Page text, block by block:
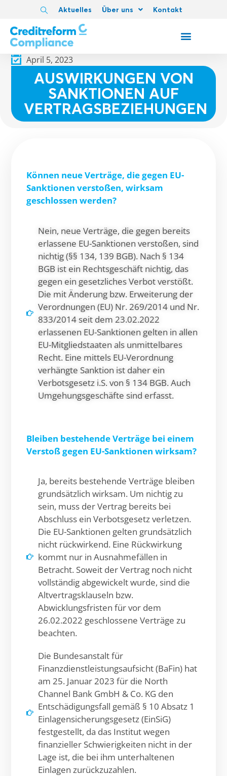
Aktuelles Über uns Kontakt
April 5, 2023
AUSWIRKUNGEN VON
SANKTIONEN AUF
VERTRAGSBEZIEHUNGEN
Können neue Verträge, die gegen EU-
Sanktionen verstoßen, wirksam
geschlossen werden?
Nein, neue Verträge, die gegen bereits
erlassene EU-Sanktionen verstoßen, sind
nichtig (§§ 134, 139 BGB). Nach § 134
BGB ist ein Rechtsgeschäft nichtig, das
gegen ein gesetzliches Verbot verstößt.
Die mit Änderung bzw. Erweiterung der
Verordnungen (EU) Nr. 269/2014 und Nr.
833/2014 seit dem 23.02.2022
erlassenen EU-Sanktionen gelten in allen
EU-Mitgliedstaaten als unmittelbares
Recht. Eine mittels EU-Verordnung
verhängte Sanktion ist daher ein
Verbotsgesetz i.S. von § 134 BGB. Auch
Umgehungsgeschäfte sind erfasst.
Bleiben bestehende Verträge bei einem
Verstoß gegen EU-Sanktionen wirksam?
Ja, bereits bestehende Verträge bleiben
grundsätzlich wirksam. Um nichtig zu
sein, muss der Vertrag bereits bei
Abschluss ein Verbotsgesetz verletzen.
Die EU-Sanktionen gelten grundsätzlich
nicht rückwirkend. Eine Rückwirkung
kommt nur in Ausnahmefällen in
Betracht. Soweit der Vertrag noch nicht
vollständig abgewickelt wurde, sind die
Altvertragsklauseln bzw.
Abwicklungsfristen für vor dem
26.02.2022 geschlossene Verträge zu
beachten.
Die Bundesanstalt für
Finanzdienstleistungsaufsicht (BaFin) hat
am 25. Januar 2023 für die North
Channel Bank GmbH & Co. KG den
Entschädigungsfall gemäß § 10 Absatz 1
Einlagensicherungsgesetz (EinSiG)
festgestellt, da das Institut wegen
finanzieller Schwierigkeiten nicht in der
Lage ist, die bei ihm unterhaltenen
Einlagen zurückzuzahlen.